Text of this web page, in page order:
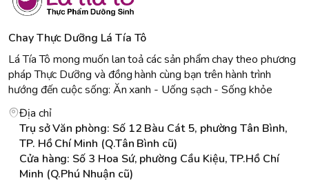
Chay Thực Dưỡng Lá Tía Tô
Lá Tía Tô mong muốn lan toả các sản phẩm chay theo phương
pháp Thực Dưỡng và đồng hành cùng bạn trên hành trình
hướng đến cuộc sống: Ăn xanh - Uống sạch - Sống khỏe
Địa chỉ
Trụ sở Văn phòng: Số 12 Bàu Cát 5, phường Tân Bình,
TP. Hồ Chí Minh (Q.Tân Bình cũ)
Cửa hàng: Số 3 Hoa Sứ, phường Cầu Kiệu, TP.Hồ Chí
Minh (Q.Phú Nhuận cũ)